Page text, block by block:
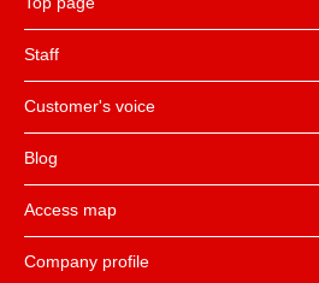
Staff
Customer's voice
Blog
Access map
Company profile